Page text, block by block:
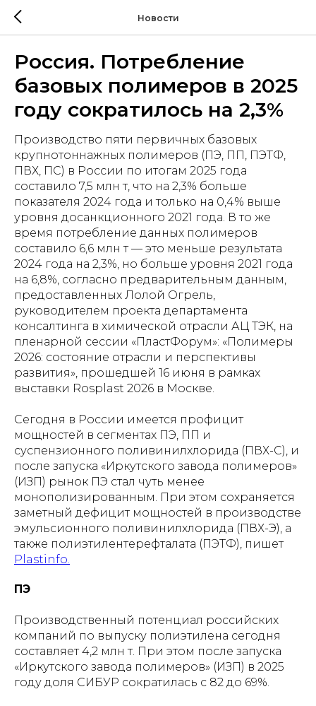
Новости
Россия. Потребление
базовых полимеров в 2025
году сократилось на 2,3%
Производство пяти первичных базовых
крупнотоннажных полимеров (ПЭ, ПП, ПЭТФ,
ПВХ, ПС) в России по итогам 2025 года
составило 7,5 млн т, что на 2,3% больше
показателя 2024 года и только на 0,4% выше
уровня досанкционного 2021 года. В то же
время потребление данных полимеров
составило 6,6 млн т — это меньше результата
2024 года на 2,3%, но больше уровня 2021 года
на 6,8%, согласно предварительным данным,
предоставленных Лолой Огрель,
руководителем проекта департамента
консалтинга в химической отрасли АЦ ТЭК, на
пленарной сессии «ПластФорум»: «Полимеры
2026: состояние отрасли и перспективы
развития», прошедшей 16 июня в рамках
выставки Rosplast 2026 в Москве.
Сегодня в России имеется профицит
мощностей в сегментах ПЭ, ПП и
суспензионного поливинилхлорида (ПВХ-С), и
после запуска «Иркутского завода полимеров»
(ИЗП) рынок ПЭ стал чуть менее
монополизированным. При этом сохраняется
заметный дефицит мощностей в производстве
эмульсионного поливинилхлорида (ПВХ-Э), а
также полиэтилентерефталата (ПЭТФ), пишет
Рlastinfo.
ПЭ
Производственный потенциал российских
компаний по выпуску полиэтилена сегодня
составляет 4,2 млн т. При этом после запуска
«Иркутского завода полимеров» (ИЗП) в 2025
году доля СИБУР сократилась с 82 до 69%.